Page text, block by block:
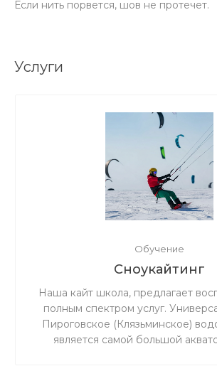
Если нить порвется, шов не протечет.
Услуги
Обучение
Сноукайтинг
Наша кайт школа, предлагает
полным спектром услуг.
Пироговское (Клязьминское)
является самой большой